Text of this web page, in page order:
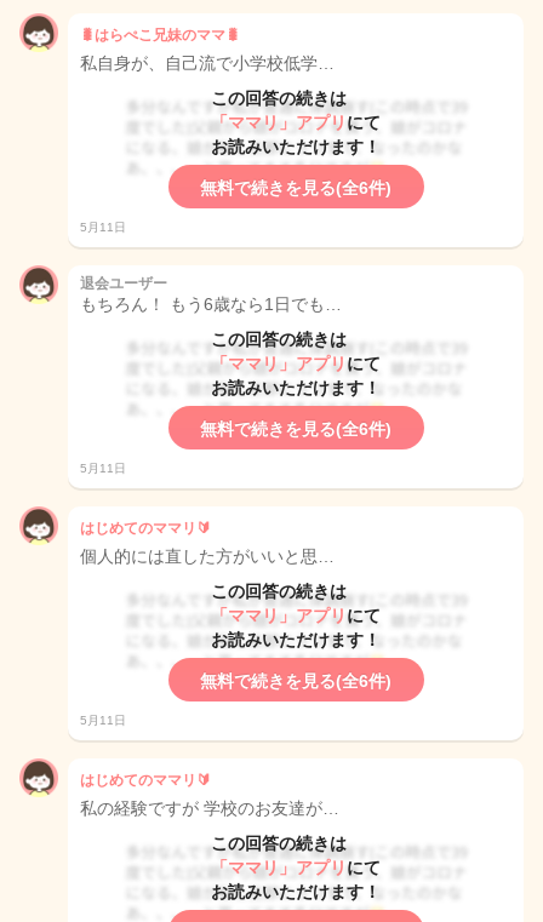
🐛はらぺこ兄妹のママ🐛
私自身が、自己流で小学校低学…
この回答の続きは
「ママリ」アプリ にて
お読みいただけます！
無料で続きを見る(全6件)
5月11日
退会ユーザー
もちろん！ もう6歳なら1日でも…
この回答の続きは
「ママリ」アプリ にて
お読みいただけます！
無料で続きを見る(全6件)
5月11日
はじめてのママリ🔰
個人的には直した方がいいと思…
この回答の続きは
「ママリ」アプリ にて
お読みいただけます！
無料で続きを見る(全6件)
5月11日
はじめてのママリ🔰
私の経験ですが 学校のお友達が…
この回答の続きは
「ママリ」アプリ にて
お読みいただけます！